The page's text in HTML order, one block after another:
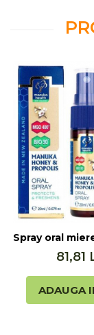
Spray oral
81,81
ADAUGA